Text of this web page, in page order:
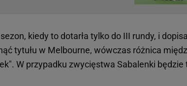
kiedy to dotarła tylko do III rundy, i
tytułu w Melbourne, wówczas różnica
W przypadku zwycięstwa Sabalenki będzie